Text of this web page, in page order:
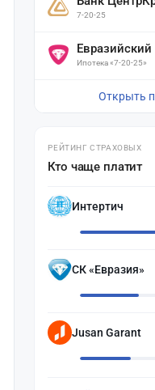
7-20-25
Евразийский
Ипотека «7-20-25»
Открыть
РЕЙТИНГ СТРАХОВЫХ
Кто чаще платит
Интертич
СК «Евразия»
Jusan Garant